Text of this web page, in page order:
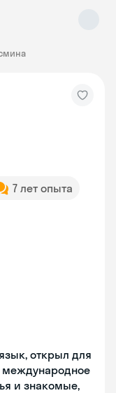
7 лет опыта
открыл для
международное
и знакомые,